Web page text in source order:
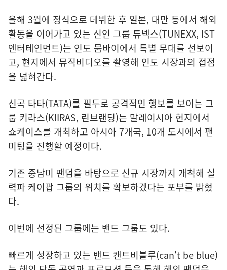
올해 3월에 정식으로 데뷔한 후 일본, 대만 등에서 해외
활동을 이어가고 있는 신인 그룹 튜넥스(TUNEXX, IST
엔터테인먼트)는 인도 뭄바이에서 특별 무대를 선보이
고, 현지에서 뮤직비디오를 촬영해 인도 시장과의 접점
을 넓혀간다.
신곡 타타(TATA)를 필두로 공격적인 행보를 보이는 그
룹 키라스(KIIRAS, 린브랜딩)는 말레이시아 현지에서
쇼케이스를 개최하고 아시아 7개국, 10개 도시에서 팬
미팅을 진행할 예정이다.
기존 중남미 팬덤을 바탕으로 신규 시장까지 개척해 실
력파 케이팝 그룹의 위치를 확보하겠다는 포부를 밝혔
다.
이번에 선정된 그룹에는 밴드 그룹도 있다.
빠르게 성장하고 있는 밴드 캔트비블루(can't be blue)